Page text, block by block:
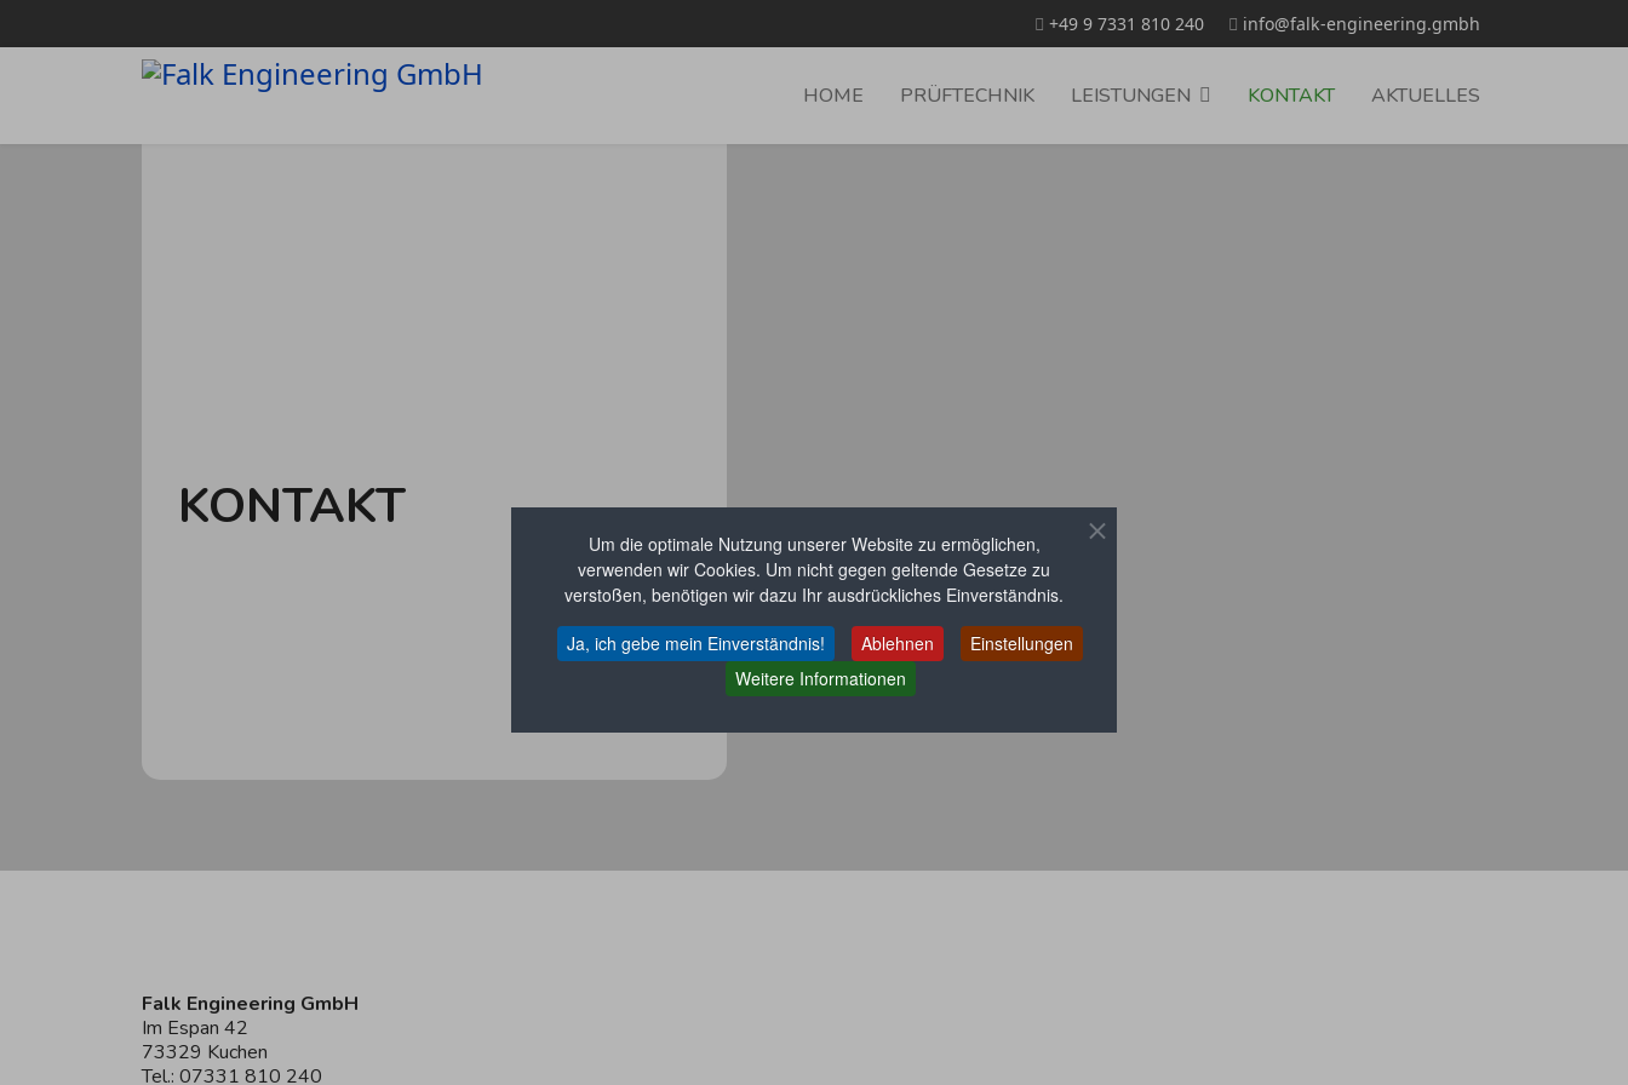
Um die optimale Nutzung unserer Website zu ermöglichen,
verwenden wir Cookies. Um nicht gegen geltende Gesetze zu
verstoßen, benötigen wir dazu Ihr ausdrückliches Einverständnis.
Ja, ich gebe mein Einverständnis!
Ablehnen
Einstellungen
Weitere Informationen
+49 9 7331 810 240 info@falk-engineering.gmbh
HOME PRÜFTECHNIK LEISTUNGEN KONTAKT AKTUELLES
KONTAKT
Falk Engineering GmbH
Im Espan 42
73329 Kuchen
Tel.: 07331 810 240